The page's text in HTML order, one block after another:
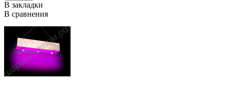
В закладки
В сравнения